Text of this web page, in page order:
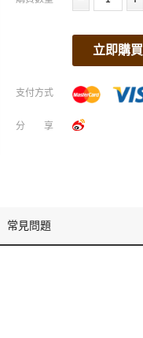
立即購買
支付方式
分享
常見問題